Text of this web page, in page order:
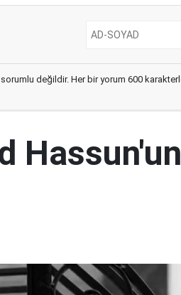
değildir. Her bir yorum 600 karakterle
Hassun'un